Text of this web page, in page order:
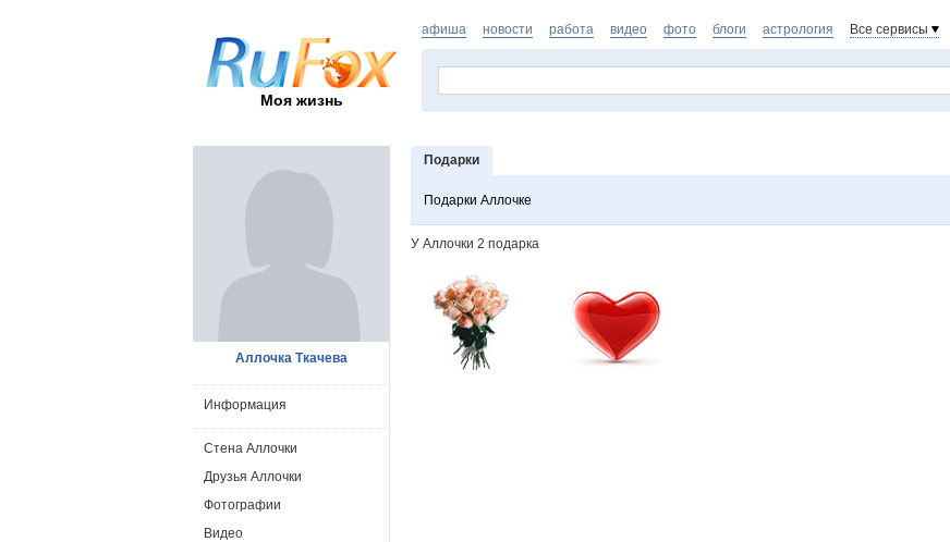
Моя жизнь
афиша новости работа видео фото блоги астрология Все сервисы
Подарки
Подарки Аллочке
У Аллочки 2 подарка
Аллочка Ткачева
Информация
Стена Аллочки
Друзья Аллочки
Фотографии
Видео